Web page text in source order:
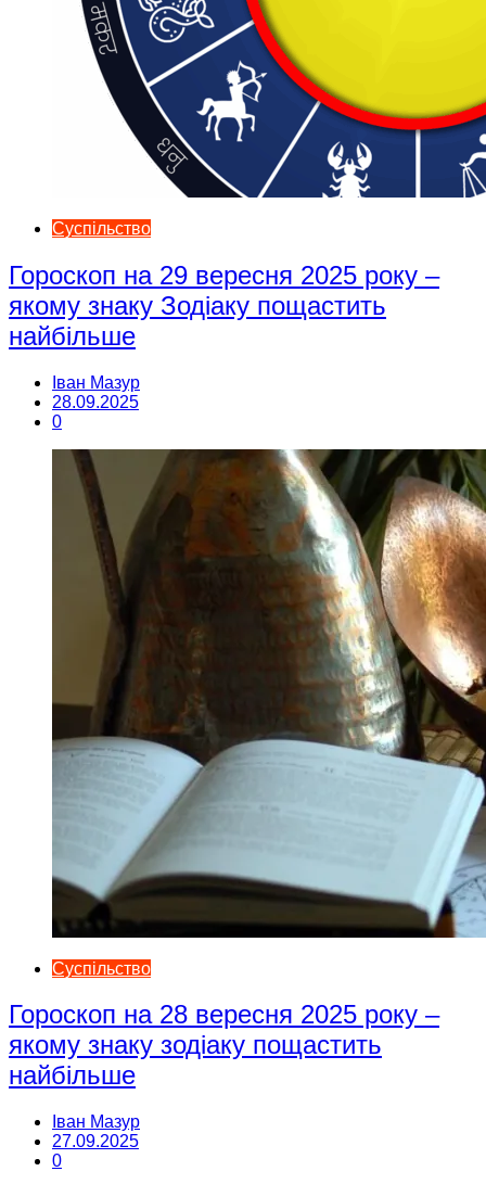
Суспільство
Гороскоп на 29 вересня 2025 року –
якому знаку Зодіаку пощастить
найбільше
Іван Мазур
28.09.2025
0
Суспільство
Гороскоп на 28 вересня 2025 року –
якому знаку зодіаку пощастить
найбільше
Іван Мазур
27.09.2025
0